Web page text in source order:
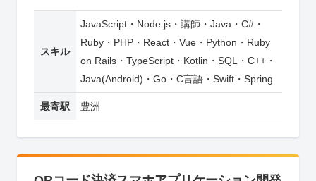
スキル
JavaScript・Node.js・講師・Java・C#・
Ruby・PHP・React・Vue・Python・Ruby
on Rails・TypeScript・Kotlin・SQL・C++・
Java(Android)・Go・C言語・Swift・Spring
最寄駅 豊洲